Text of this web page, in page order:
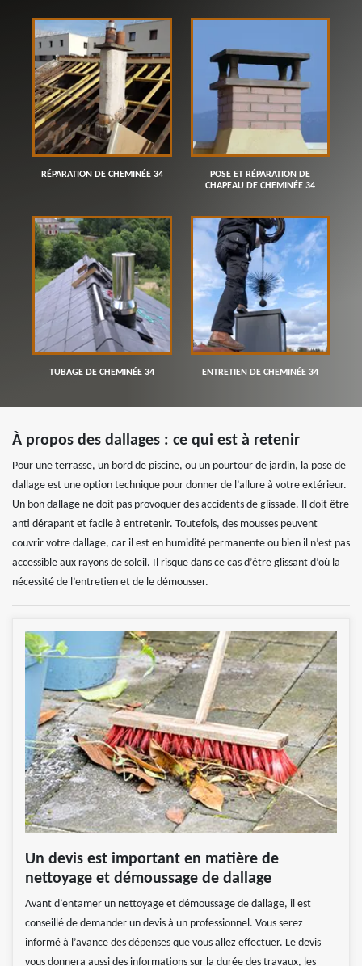
RÉPARATION DE CHEMINÉE 34
POSE ET RÉPARATION DE
CHAPEAU DE CHEMINÉE 34
TUBAGE DE CHEMINÉE 34 ENTRETIEN DE CHEMINÉE 34
À propos des dallages : ce qui est à retenir
Pour une terrasse, un bord de piscine, ou un pourtour de jardin, la pose de
dallage est une option technique pour donner de l’allure à votre extérieur.
Un bon dallage ne doit pas provoquer des accidents de glissade. Il doit être
anti dérapant et facile à entretenir. Toutefois, des mousses peuvent
couvrir votre dallage, car il est en humidité permanente ou bien il n’est pas
accessible aux rayons de soleil. Il risque dans ce cas d’être glissant d’où la
nécessité de l’entretien et de le démousser.
Un devis est important en matière de
nettoyage et démoussage de dallage
Avant d’entamer un nettoyage et démoussage de dallage, il est
conseillé de demander un devis à un professionnel. Vous serez
informé à l’avance des dépenses que vous allez effectuer. Le devis
vous donnera aussi des informations sur la durée des travaux, les